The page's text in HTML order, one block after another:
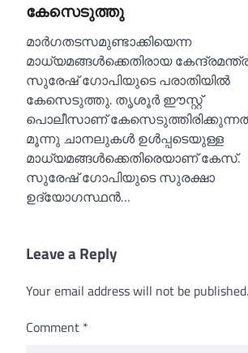
കേസെടുത്തു
മാര്‍ഗതടസമുണ്ടാക്കിയെന്ന
മാധ്യമങ്ങള്‍ക്കെതിരായ
സുരേഷ് ഗോപിയുടെ പരാതിയില്‍
കേസെടുത്തു. തൃശൂര്‍ ഈസ്റ്റ്
പൊലീസാണ്
മൂന്നു ചാനലുകള്‍ ഉള്‍പ്പടെയുള്ള
മാധ്യമങ്ങള്‍ക്കെതിരെയാണ് കേസ്.
സുരേഷ് ഗോപിയുടെ സുരക്ഷാ
ഉദ്യോഗസ്ഥന്‍…
Leave a Reply
Your email address will not be published.
Comment *